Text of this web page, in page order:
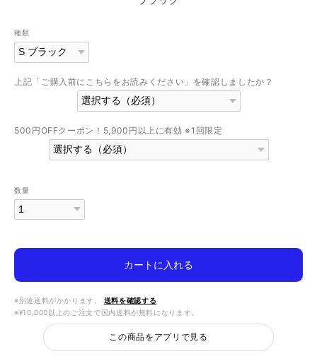
種類
上記「ご購入前にこちらをお読みください」を確認しましたか？
500円OFFクーポン！5,900円以上に有効 ※1回限定
数量
カートに入れる
※別途送料がかかります。
送料を確認する
※¥10,000以上のご注文で国内送料が無料になります。
この商品をアプリで見る